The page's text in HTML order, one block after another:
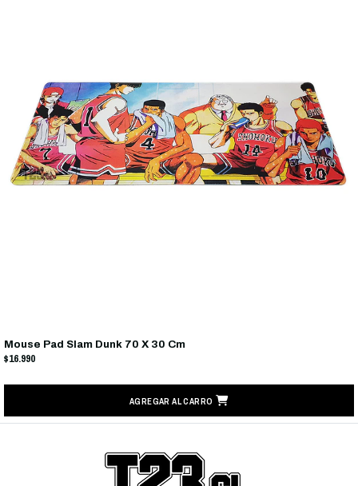
Mouse Pad Slam Dunk 70 X 30 Cm
$16.990
AGREGAR AL CARRO